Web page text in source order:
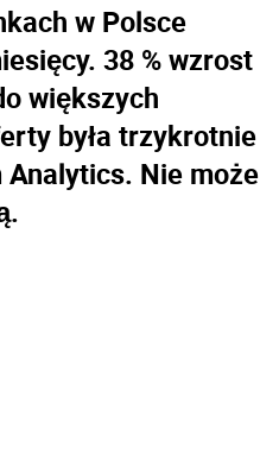
w Polsce
38 % wzrost
większych
była trzykrotnie
Nie może